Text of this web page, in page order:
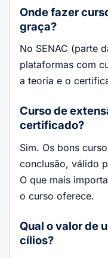
Onde fazer
graça?
No SENAC (parte
plataformas com
a teoria e o
Curso de
certificado?
Sim. Os bons
conclusão, válido
O que mais
o curso oferece.
Qual o valor de
cílios?